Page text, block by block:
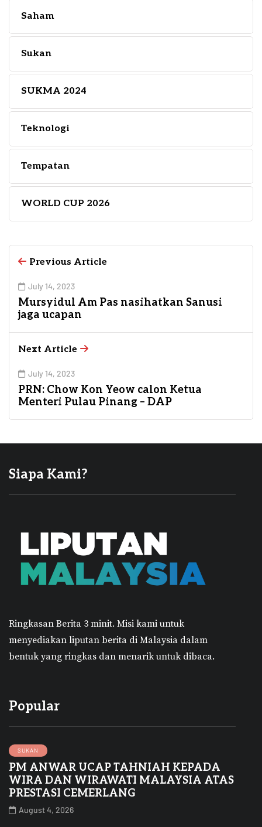
Saham
Sukan
SUKMA 2024
Teknologi
Tempatan
WORLD CUP 2026
Previous Article
July 14, 2023
Mursyidul Am Pas nasihatkan Sanusi
jaga ucapan
Next Article
July 14, 2023
PRN: Chow Kon Yeow calon Ketua
Menteri Pulau Pinang – DAP
Siapa Kami?
Ringkasan Berita 3 minit. Misi kami untuk
menyediakan liputan berita di Malaysia dalam
bentuk yang ringkas dan menarik untuk dibaca.
Popular
SUKAN
PM ANWAR UCAP TAHNIAH KEPADA
WIRA DAN WIRAWATI MALAYSIA ATAS
PRESTASI CEMERLANG
August 4, 2026